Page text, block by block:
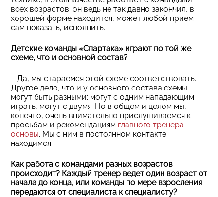
всех возрастов: он ведь не так давно закончил, в
хорошей форме находится, может любой прием
сам показать, исполнить.
Детские команды «Спартака» играют по той же
схеме, что и основной состав?
– Да, мы стараемся этой схеме соответствовать.
Другое дело, что и у основного состава схемы
могут быть разными: могут с одним нападающим
играть, могут с двумя. Но в общем и целом мы,
конечно, очень внимательно прислушиваемся к
просьбам и рекомендациям главного тренера
основы. Мы с ним в постоянном контакте
находимся.
Как работа с командами разных возрастов
происходит? Каждый тренер ведет один возраст от
начала до конца, или команды по мере взросления
передаются от специалиста к специалисту?